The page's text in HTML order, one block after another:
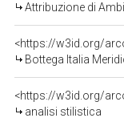
Attribuzione di
<https://w3id.org/
Bottega Italia
<https://w3id.org/
analisi stilistica